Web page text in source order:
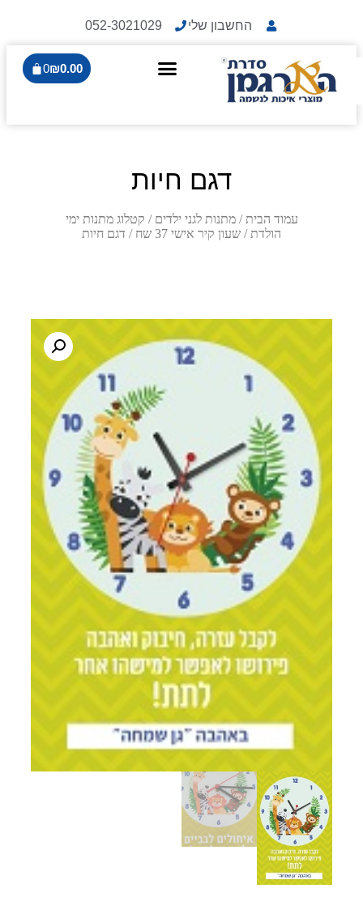
החשבון שלי 052-3021029
₪0.00
0
דגם חיות
עמוד הבית /מתנות לגני ילדים / קטלוג מתנות ימי
הולדת / שעון קיר אישי 37 שח / דגם חיות